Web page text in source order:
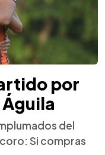
por
del
Si compras